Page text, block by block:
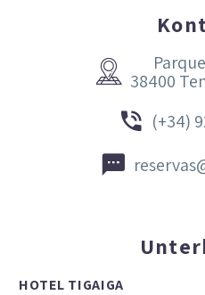

 38400

 (+34)


HOTEL TIGAIGA